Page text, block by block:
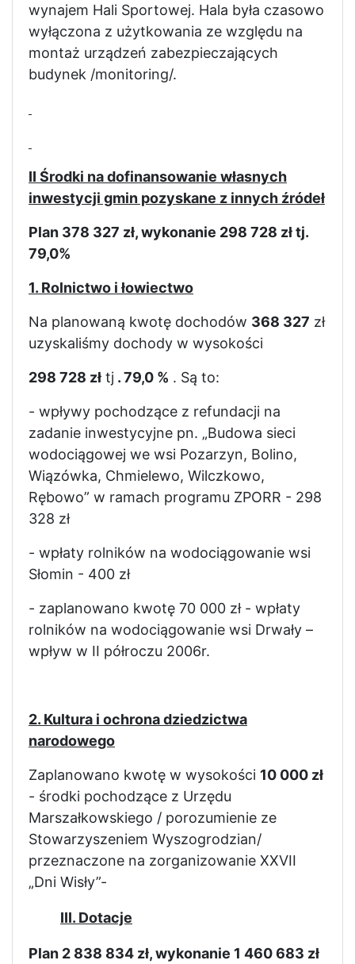
wynajem Hali Sportowej. Hala była czasowo
wyłączona z użytkowania ze względu na
montaż urządzeń zabezpieczających
budynek /monitoring/.
II Środki na dofinansowanie własnych
inwestycji gmin pozyskane z innych źródeł
Plan 378 327 zł, wykonanie 298 728 zł tj.
79,0%
1. Rolnictwo i łowiectwo
Na planowaną kwotę dochodów 368 327 zł
uzyskaliśmy dochody w wysokości
298 728 zł tj . 79,0 % . Są to:
- wpływy pochodzące z refundacji na
zadanie inwestycyjne pn. „Budowa sieci
wodociągowej we wsi Pozarzyn, Bolino,
Wiązówka, Chmielewo, Wilczkowo,
Rębowo” w ramach programu ZPORR - 298
328 zł
- wpłaty rolników na wodociągowanie wsi
Słomin - 400 zł
- zaplanowano kwotę 70 000 zł - wpłaty
rolników na wodociągowanie wsi Drwały –
wpływ w II półroczu 2006r.
2. Kultura i ochrona dziedzictwa
narodowego
Zaplanowano kwotę w wysokości 10 000 zł
- środki pochodzące z Urzędu
Marszałkowskiego / porozumienie ze
Stowarzyszeniem Wyszogrodzian/
przeznaczone na zorganizowanie XXVII
„Dni Wisły”-
III. Dotacje
Plan 2 838 834 zł, wykonanie 1 460 683 zł